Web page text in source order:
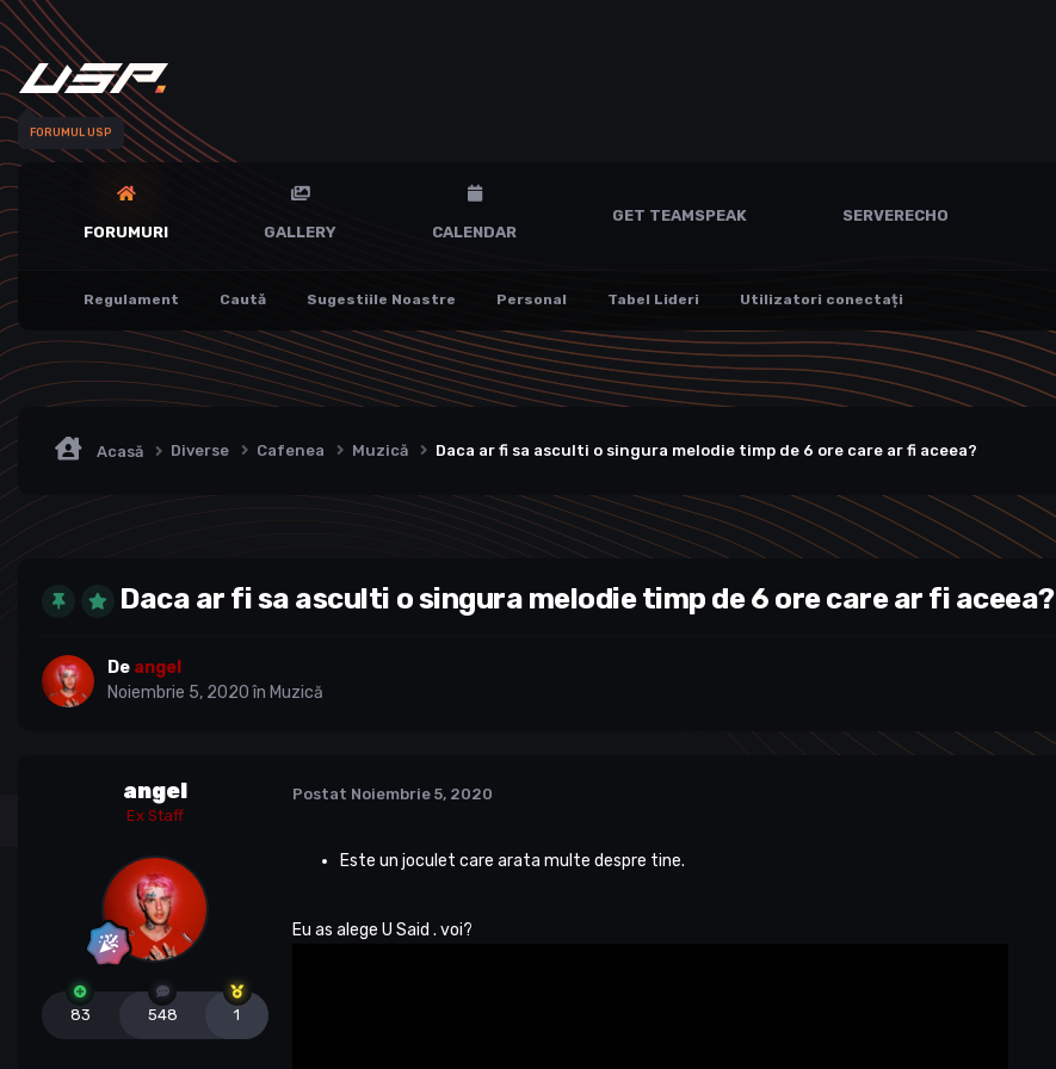
FORUMUL USP
FORUMURI
Regulament Caută Sugestiile Noastre Personal Tabel Lideri Utilizatori conectați
GALLERY CALENDAR
GET TEAMSPEAK SERVERECHO
Acasă Diverse Cafenea Muzică Daca ar fi sa asculti o singura melodie timp de 6 ore care ar fi aceea?
Daca ar fi sa asculti o singura melodie timp de 6 ore care ar fi aceea?
De angel
Noiembrie 5, 2020în Muzică
angel
Ex Staff
83 548 1
Postat Noiembrie 5, 2020
Este un joculet care arata multe despre tine.
Eu as alege U Said . voi?